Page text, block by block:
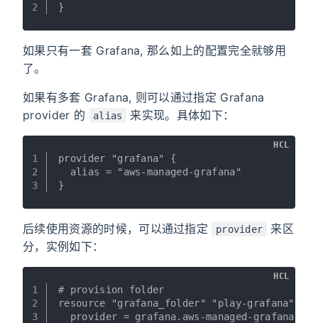
2
}
如果只有一套 Grafana, 那么如上的配置完全就够用
了。
如果有多套 Grafana, 则可以通过指定 Grafana
provider 的
alias 来实现。具体如下：
1
2
3
provider "grafana" {
  alias = "aws-managed-grafana"
}
HCL
后续使用资源的时候，可以通过指定 provider
来区
分，实例如下：
1
2
3
# provision folder
resource "grafana_folder" "play-grafana" {
  provider = grafana.aws-managed-grafana
HCL